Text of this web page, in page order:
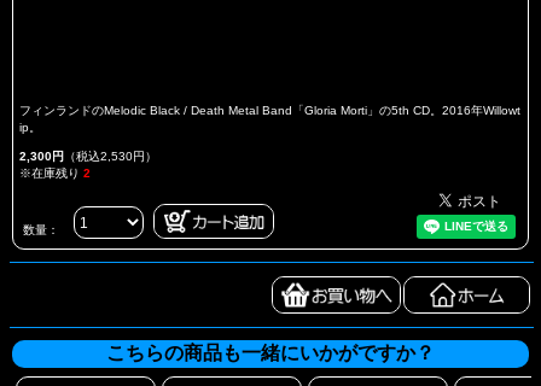
フィンランドのMelodic Black / Death Metal Band「Gloria Morti」の5th CD。2016年Willowt
ip。
2,300円 （税込2,530円）
※在庫残り 2
数量：
こちらの商品も一緒にいかがですか？